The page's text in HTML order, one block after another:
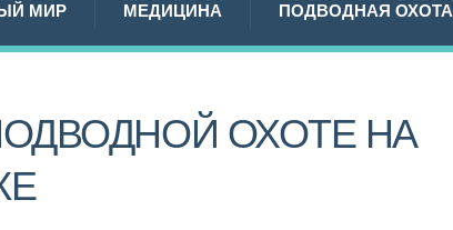
МИР МЕДИЦИНА ПОДВОДНАЯ ОХОТА
ОХОТЕ НА